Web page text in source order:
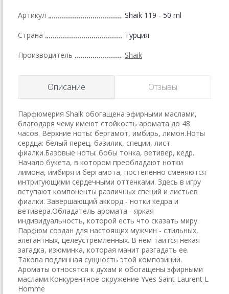
Артикул Shaik 119 - 50 ml
Страна Турция
Производитель Shaik
Описание Отзывы
Парфюмерия Shaik обогащена эфирными маслами,
благодаря чему имеют стойкость аромата до 48
часов. Верхние ноты: бергамот, имбирь, лимон.Ноты
сердца: белый перец, базилик, специи, лист
фиалки.Базовые ноты: бобы тонка, ветивер, кедр.
Начало букета, в котором преобладают нотки
лимона, имбиря и бергамота, постепенно сменяются
интригующими сердечными оттенками. Здесь в игру
вступают компоненты различных специй и листьев
фиалки. Завершающий аккорд - нотки кедра и
ветивера.Обладатель аромата - яркая
индивидуальность, которой есть что сказать миру.
Парфюм создан для настоящих мужчин - стильных,
элегантных, целеустремленных. В нем таится некая
загадка, изюминка, которая манит разгадать ее.
Такова подлинная сущность этой композиции.
Ароматы относятся к духам и обогащены эфирными
маслами.Конкурентное окружение Yves Saint Laurent L
Homme